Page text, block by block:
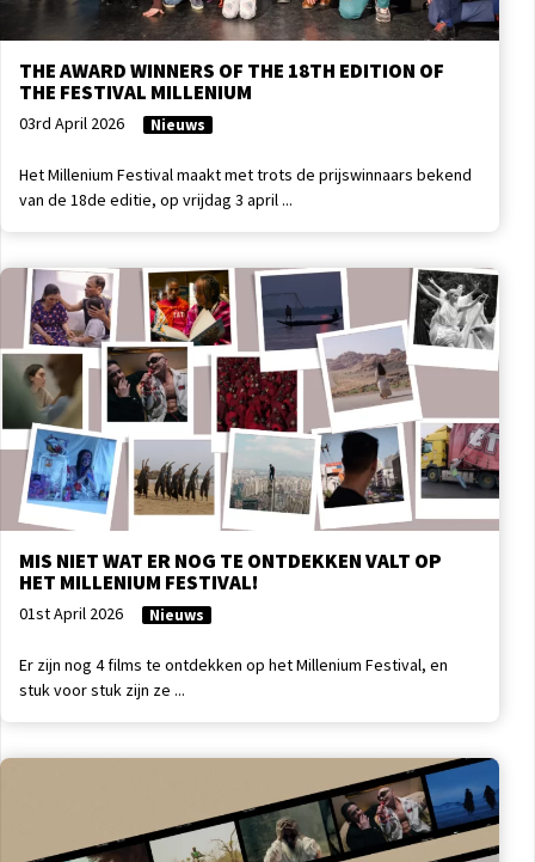
THE AWARD WINNERS OF THE 18TH EDITION OF
THE FESTIVAL MILLENIUM
03rd April 2026 Nieuws
Het Millenium Festival maakt met trots de prijswinnaars bekend
van de 18de editie, op vrijdag 3 april ...
MIS NIET WAT ER NOG TE ONTDEKKEN VALT OP
HET MILLENIUM FESTIVAL!
01st April 2026 Nieuws
Er zijn nog 4 films te ontdekken op het Millenium Festival, en
stuk voor stuk zijn ze ...